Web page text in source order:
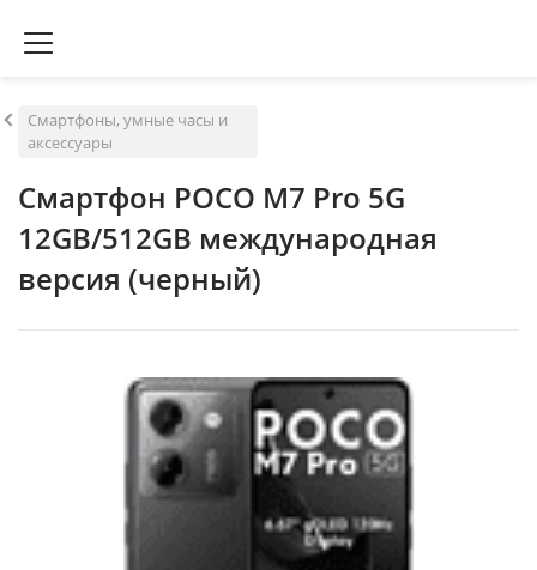
Смартфоны, умные часы и
аксессуары
Смартфон POCO M7 Pro 5G
12GB/512GB международная
версия (черный)